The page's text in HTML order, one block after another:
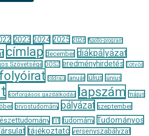
2023 2024 2025 2026 Apollo-program
címlap december diákpályázat
Szövetsége DOSZ eredményhirdetés Eötvös
folyóirat földrajz január július június
körforgásos gazdálkodás lapszám május
orvostudomány pályázat szeptember
TIT tudomány Tudományos
tájékoztató versenyszabályzat